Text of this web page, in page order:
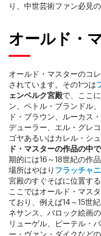
り、中世芸術ファン必見
オールド・
オールド・マスターのコ
されています。その1つは
ェンベルク宮殿で、ここ
ン、ペトル・ブランドル
ド・ブラウン、ルーカス
デューラー、エル・グレ
ゴヤあるいはカレル・シ
ド・マスターの作品の中
期的には16～18世紀の作
場所はやはり フラッチャ
宮殿のすぐそばに位置する
ここではオールド・マス
ており、例えば14～15世
ネサンス、バロック絵画
リューゲル、ピーテル・
ー・ヴァン・ダイクなど